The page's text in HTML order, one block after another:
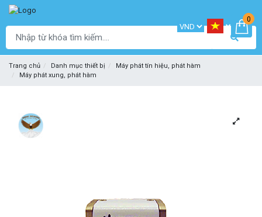
0
Trang chủ Danh mục thiết bị
Máy phát tín hiệu, phát hàm
Máy phát xung, phát hàm